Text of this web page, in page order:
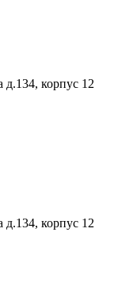
д.134, корпус 12
д.134, корпус 12